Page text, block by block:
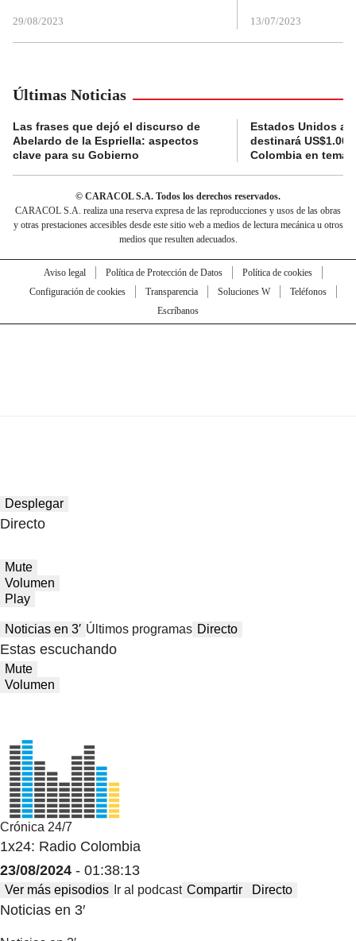
29/08/2023 13/07/2023
Últimas Noticias
Las frases que dejó el discurso de
Abelardo de la Espriella: aspectos
clave para su Gobierno
Estados Unidos
destinará
Colombia en
© CARACOL S.A. Todos los derechos reservados.
CARACOL S.A. realiza una reserva expresa de las reproducciones y usos de las obras
y otras prestaciones accesibles desde este sitio web a medios de lectura mecánica u otros
medios que resulten adecuados.
Aviso legal Política de Protección de Datos
Política de cookies
Configuración de cookies
Transparencia Soluciones W
Teléfonos
Escríbanos
Desplegar
Directo
Mute
Volumen
Play
Noticias en 3′ Últimos programas Directo
Estas escuchando
Mute
Volumen
Crónica 24/7
1x24: Radio Colombia
23/08/2024 - 01:38:13
Ver más episodios Ir al podcast Compartir Directo
Noticias en 3′